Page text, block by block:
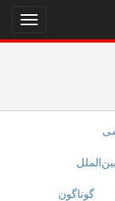
نمایش
منو
بین‌الملل
گوناگون